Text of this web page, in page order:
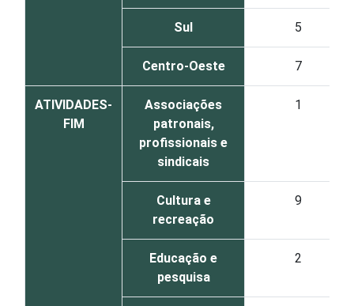
Sul 5
Centro-Oeste 7
ATIVIDADES-
FIM
Associações
patronais,
profissionais e
sindicais
1
Cultura e
recreação
9
Educação e
pesquisa
2